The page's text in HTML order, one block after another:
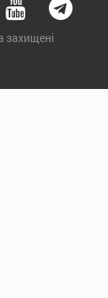
захищені